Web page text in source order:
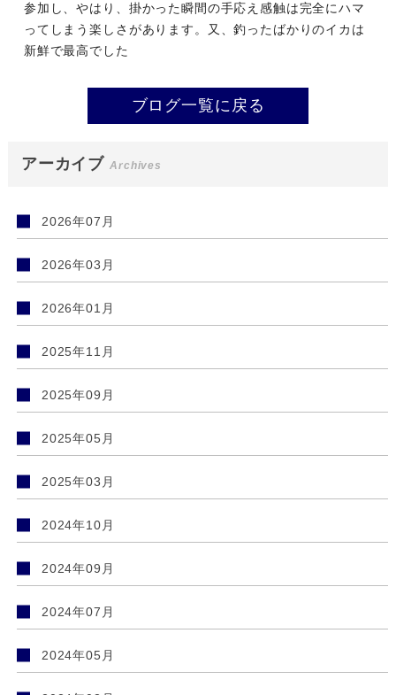
参加し、やはり、掛かった瞬間の手応え感触は完全にハマ
ってしまう楽しさがあります。又、釣ったばかりのイカは
新鮮で最高でした
ブログ一覧に戻る
アーカイブ Archives
2026年07月
2026年03月
2026年01月
2025年11月
2025年09月
2025年05月
2025年03月
2024年10月
2024年09月
2024年07月
2024年05月